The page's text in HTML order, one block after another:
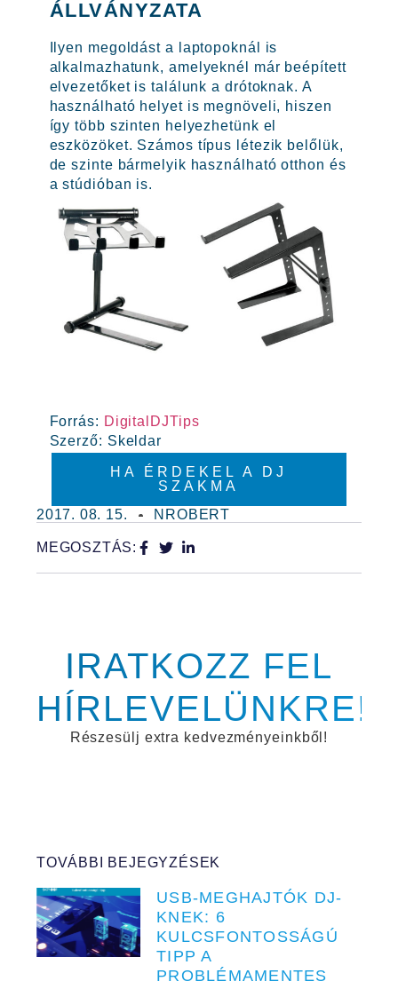
ÁLLVÁNYZATA
Ilyen megoldást a laptopoknál is
alkalmazhatunk, amelyeknél már beépített
elvezetőket is találunk a drótoknak. A
használható helyet is megnöveli, hiszen
így több szinten helyezhetünk el
eszközöket. Számos típus létezik belőlük,
de szinte bármelyik használható otthon és
a stúdióban is.
Forrás: DigitalDJTips
Szerző: Skeldar
HA ÉRDEKEL A DJ
SZAKMA
2017. 08. 15.
NROBERT
MEGOSZTÁS:
IRATKOZZ FEL
HÍRLEVELÜNKRE!
Részesülj extra kedvezményeinkből!
TOVÁBBI BEJEGYZÉSEK
USB-MEGHAJTÓK DJ-
KNEK: 6
KULCSFONTOSSÁGÚ
TIPP A
PROBLÉMAMENTES